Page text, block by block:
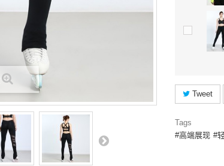
Tweet
Tags
高端展现